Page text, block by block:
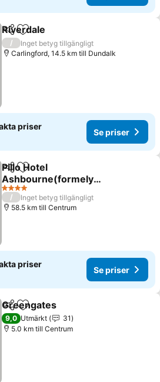
Dela Lägg till i Mina Favoriter
Riverdale
/
Inget betyg tillgängligt
Carlingford, 14.5 km till Dundalk
priser
Se priser
Dela Lägg till i Mina Favoriter
Pillo Hotel
Ashbourne(formely
Asbourne Marriott)
Se priser
4 Stjärnor
/
Inget betyg tillgängligt
58.5 km till Centrum
priser
Se priser
Dela Lägg till i Mina Favoriter
Greengates
9,0 Utmärkt
31
5.0 km till Centrum